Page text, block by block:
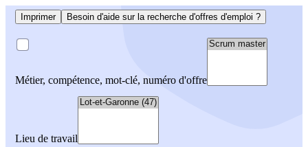
Imprimer Besoin d'aide sur la recherche d'offres d'emploi ?
Métier, compétence, mot-clé, numéro d'offre
Lieu de travail